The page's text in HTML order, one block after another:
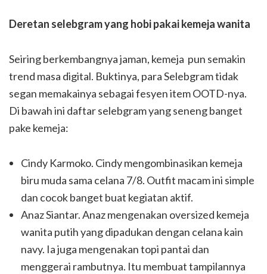
Deretan selebgram yang hobi pakai kemeja wanita
Seiring berkembangnya jaman, kemeja pun semakin
trend masa digital. Buktinya, para Selebgram tidak
segan memakainya sebagai fesyen item OOTD-nya.
Di bawah ini daftar selebgram yang seneng banget
pake kemeja:
Cindy Karmoko. Cindy mengombinasikan kemeja
biru muda sama celana 7/8. Outfit macam ini simple
dan cocok banget buat kegiatan aktif.
Anaz Siantar. Anaz mengenakan oversized kemeja
wanita putih yang dipadukan dengan celana kain
navy. Ia juga mengenakan topi pantai dan
menggerai rambutnya. Itu membuat tampilannya